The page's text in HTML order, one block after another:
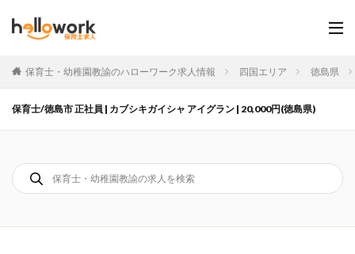
保育士・幼稚園教諭のハローワーク求人情報 四国エリア 徳島県
保育士/徳島市 正社員 | カブシキガイシャ アイグラン | 20,000円(徳島県)